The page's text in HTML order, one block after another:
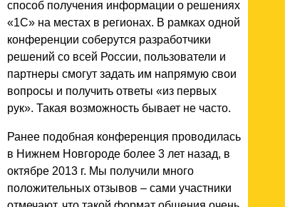
способ получения информации о решениях
«1С» на местах в регионах. В рамках одной
конференции соберутся разработчики
решений со всей России, пользователи и
партнеры смогут задать им напрямую свои
вопросы и получить ответы «из первых
рук». Такая возможность бывает не часто.
Ранее подобная конференция проводилась
в Нижнем Новгороде более 3 лет назад, в
октябре 2013 г. Мы получили много
положительных отзывов – сами участники